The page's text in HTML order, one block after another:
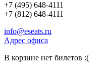
+7 (495) 648-4111
+7 (812) 648-4111
info@eseats.ru
Адрес офиса
В корзине нет билетов :(